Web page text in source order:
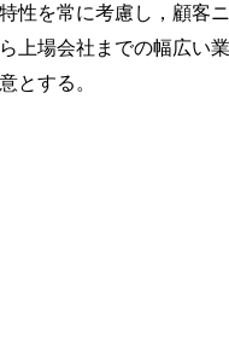
ス
における使用権資産および
における変動リース料
性を常に考慮し，顧客
上場会社までの幅広い
とする。